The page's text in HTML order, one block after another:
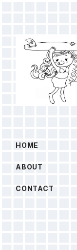
HOME
ABOUT
CONTACT